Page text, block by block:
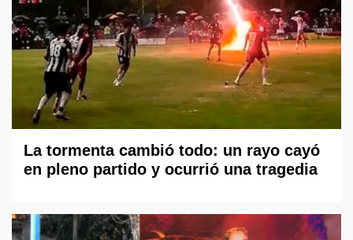
La tormenta cambió todo: un rayo cayó
en pleno partido y ocurrió una tragedia